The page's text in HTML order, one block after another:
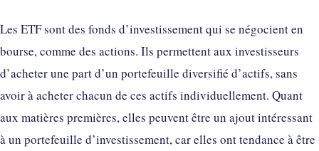
Les ETF sont des fonds d’investissement qui se négocient en
bourse, comme des actions. Ils permettent aux investisseurs
d’acheter une part d’un portefeuille diversifié d’actifs, sans
avoir à acheter chacun de ces actifs individuellement. Quant
aux matières premières, elles peuvent être un ajout intéressant
à un portefeuille d’investissement, car elles ont tendance à être